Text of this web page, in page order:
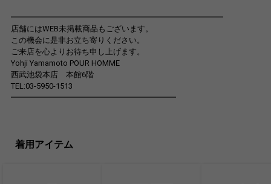
━━━━━━━━━━━━━━━━━━━━━━━━━━━
店舗にはWEB未掲載商品もございます。
この機会に是非お立ち寄りください。
ご来店を心よりお待ち申し上げます。
Yohji Yamamoto POUR HOMME
西武池袋本店 本館6階
TEL:03-5950-1513
━━━━━━━━━━━━━━━━━━━━━
着用アイテム